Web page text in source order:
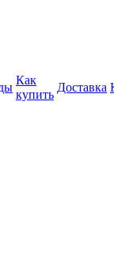
Как
купить
Доставка